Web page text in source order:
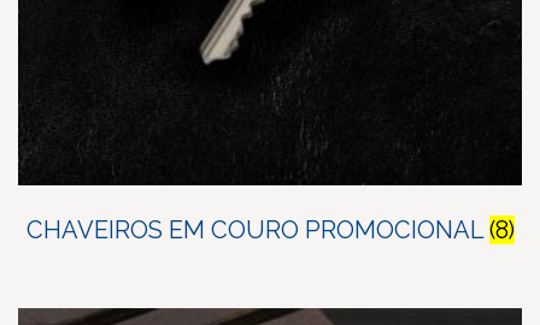
CHAVEIROS EM COURO PROMOCIONAL (8)